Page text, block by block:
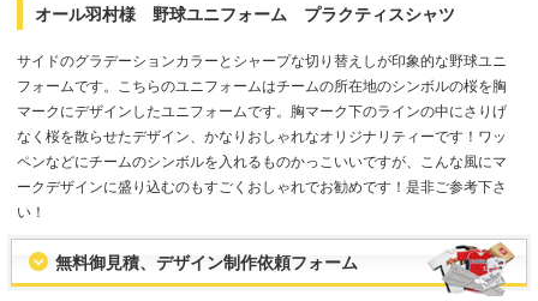
オール羽村様 野球ユニフォーム プラクティスシャツ
サイドのグラデーションカラーとシャープな切り替えしが印象的な野球ユニ
フォームです。こちらのユニフォームはチームの所在地のシンボルの桜を胸
マークにデザインしたユニフォームです。胸マーク下のラインの中にさりげ
なく桜を散らせたデザイン、かなりおしゃれなオリジナリティーです！ワッ
ペンなどにチームのシンボルを入れるものかっこいいですが、こんな風にマ
ークデザインに盛り込むのもすごくおしゃれでお勧めです！是非ご参考下さ
い！
無料御見積、デザイン制作依頼フォーム